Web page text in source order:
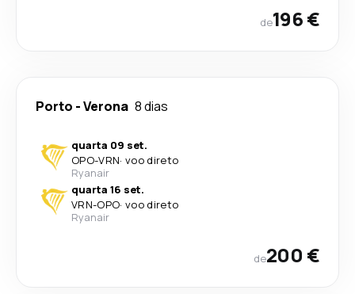
de196 €
Porto -Verona 8 dias
quarta 09 set.
OPO-VRN· voo direto
Ryanair
quarta 16 set.
VRN-OPO· voo direto
Ryanair
de200 €